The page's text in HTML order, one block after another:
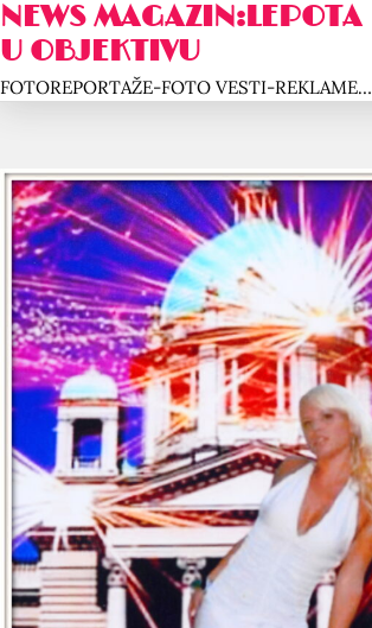
Skip
to
NEWS MAGAZIN:LEPOTA
U OBJEKTIVU
FOTOREPORTAŽE-FOTO VESTI-REKLAME…